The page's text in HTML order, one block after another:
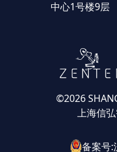
中心1号楼9层
©2026
上海信
备案号: